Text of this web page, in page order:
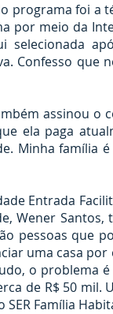
programa foi a
por meio da
selecionada
Confesso que
assinou
ela paga
Minha família
Entrada
Wener
pessoas que
uma casa
o problema
de R$ 50
Família